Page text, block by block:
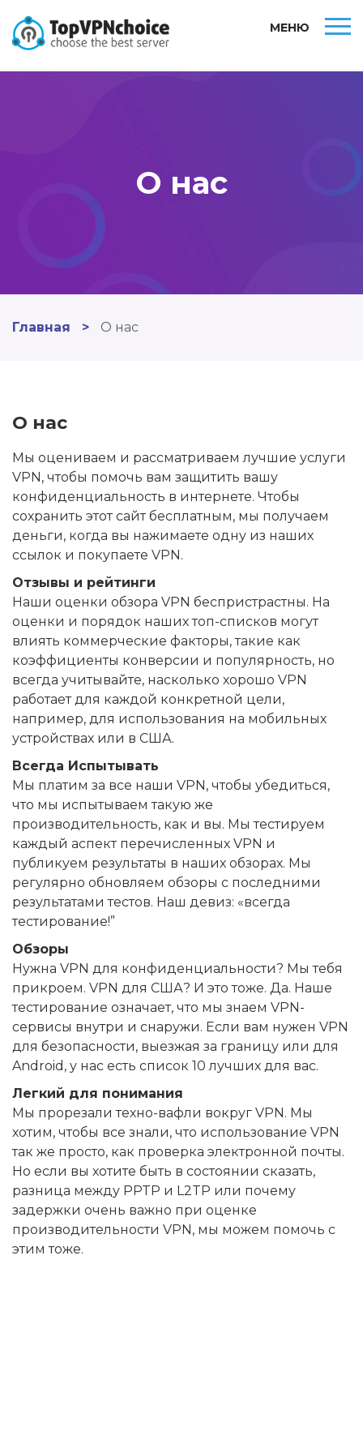
МЕНЮ
О нас
Главная > О нас
О нас
Мы оцениваем и рассматриваем лучшие услуги
VPN, чтобы помочь вам защитить вашу
конфиденциальность в интернете. Чтобы
сохранить этот сайт бесплатным, мы получаем
деньги, когда вы нажимаете одну из наших
ссылок и покупаете VPN.
Отзывы и рейтинги
Наши оценки обзора VPN беспристрастны. На
оценки и порядок наших топ-списков могут
влиять коммерческие факторы, такие как
коэффициенты конверсии и популярность, но
всегда учитывайте, насколько хорошо VPN
работает для каждой конкретной цели,
например, для использования на мобильных
устройствах или в США.
Всегда Испытывать
Мы платим за все наши VPN, чтобы убедиться,
что мы испытываем такую же
производительность, как и вы. Мы тестируем
каждый аспект перечисленных VPN и
публикуем результаты в наших обзорах. Мы
регулярно обновляем обзоры с последними
результатами тестов. Наш девиз: «всегда
тестирование!”
Обзоры
Нужна VPN для конфиденциальности? Мы тебя
прикроем. VPN для США? И это тоже. Да. Наше
тестирование означает, что мы знаем VPN-
сервисы внутри и снаружи. Если вам нужен VPN
для безопасности, выезжая за границу или для
Android, у нас есть список 10 лучших для вас.
Легкий для понимания
Мы прорезали техно-вафли вокруг VPN. Мы
хотим, чтобы все знали, что использование VPN
так же просто, как проверка электронной почты.
Но если вы хотите быть в состоянии сказать,
разница между PPTP и L2TP или почему
задержки очень важно при оценке
производительности VPN, мы можем помочь с
этим тоже.